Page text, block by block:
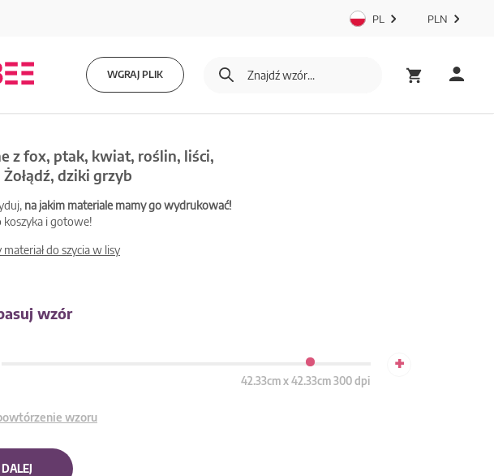
PL PLN
WGRAJ PLIK
z fox, ptak, kwiat, roślin, liści,
dziki grzyb
na jakim materiale mamy go wydrukować!
koszyka i gotowe!
materiał do szycia w lisy
wzór
42.33cm x 42.33cm 300 dpi
+
wzoru
DALEJ